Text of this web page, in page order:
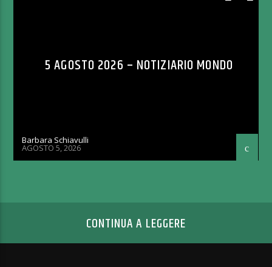
5 AGOSTO 2026 – NOTIZIARIO MONDO
Barbara Schiavulli
AGOSTO 5, 2026
CONTINUA A LEGGERE